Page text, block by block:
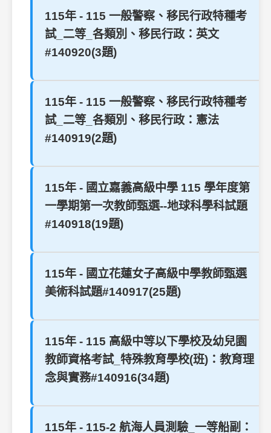
115年 - 115 一般警察、移民行政特種考
試_二等_各類別、移民行政：英文
#140920(3題)
115年 - 115 一般警察、移民行政特種考
試_二等_各類別、移民行政：憲法
#140919(2題)
115年 - 國立嘉義高級中學 115 學年度第
一學期第一次教師甄選--地球科學科試題
#140918(19題)
115年 - 國立花蓮女子高級中學教師甄選
美術科試題#140917(25題)
115年 - 115 高級中等以下學校及幼兒園
教師資格考試_特殊教育學校(班)：教育理
念與實務#140916(34題)
115年 - 115-2 航海人員測驗_一等船副：